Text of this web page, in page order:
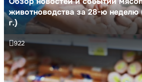
животноводства за 28-ю неделю
г.)
922